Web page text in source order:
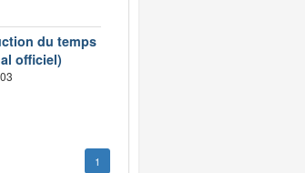
du temps
officiel)
1